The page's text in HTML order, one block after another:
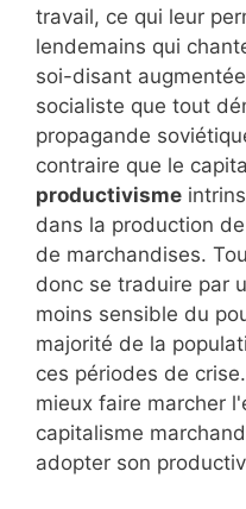
travail, ce qui leur
lendemains qui
soi-disant
socialiste que tout
propagande
contraire que le
productivisme
dans la production
de marchandises.
donc se traduire par
moins sensible du
majorité de la
ces périodes de
mieux faire marcher
capitalisme
adopter son